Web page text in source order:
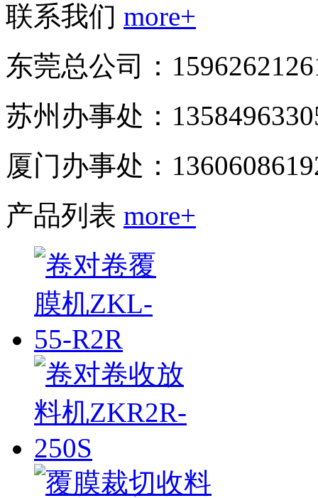
联系我们 more+
东莞总公司：
苏州办事处：
厦门办事处：
产品列表 more+